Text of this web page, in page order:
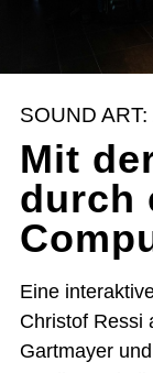
SOUND
Mit
durch
Eine
Christof Ressi
Gartmayer